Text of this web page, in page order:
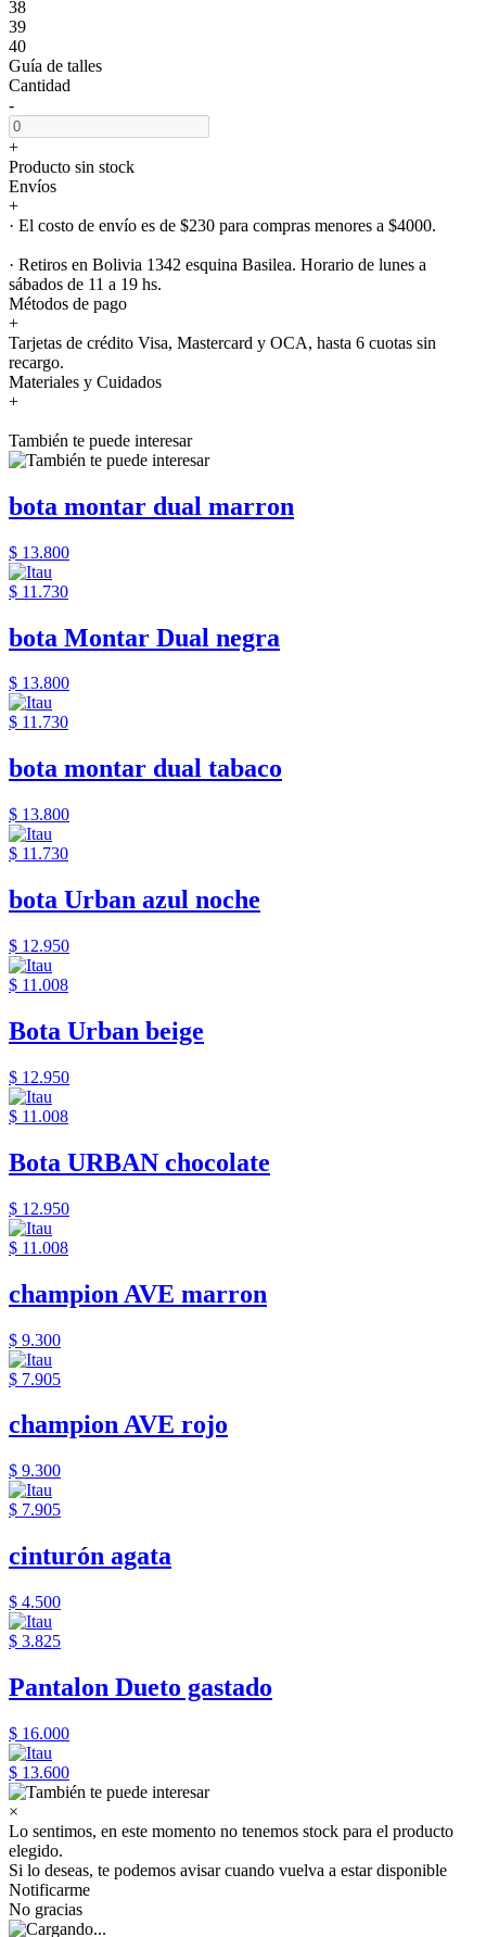
38
39
40
Guía de talles
Cantidad
-
+
Producto sin stock
Envíos
+
· El costo de envío es de $230 para compras menores a $4000.
· Retiros en Bolivia 1342 esquina Basilea. Horario de lunes a
sábados de 11 a 19 hs.
Métodos de pago
+
Tarjetas de crédito Visa, Mastercard y OCA, hasta 6 cuotas sin
recargo.
Materiales y Cuidados
+
También te puede interesar
bota montar dual marron
$ 13.800
$ 11.730
bota Montar Dual negra
$ 13.800
$ 11.730
bota montar dual tabaco
$ 13.800
$ 11.730
bota Urban azul noche
$ 12.950
$ 11.008
Bota Urban beige
$ 12.950
$ 11.008
Bota URBAN chocolate
$ 12.950
$ 11.008
champion AVE marron
$ 9.300
$ 7.905
champion AVE rojo
$ 9.300
$ 7.905
cinturón agata
$ 4.500
$ 3.825
Pantalon Dueto gastado
$ 16.000
$ 13.600
×
Lo sentimos, en este momento no tenemos stock para el producto
elegido.
Si lo deseas, te podemos avisar cuando vuelva a estar disponible
Notificarme
No gracias